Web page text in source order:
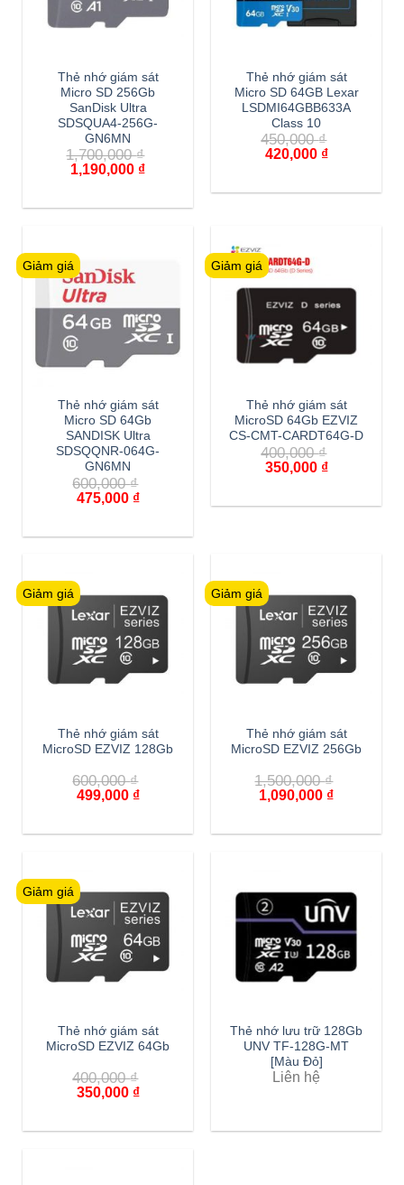
Thẻ nhớ giám sát
Micro SD 256Gb
SanDisk Ultra
SDSQUA4-256G-
GN6MN
1,700,000₫
1,190,000 ₫
Thẻ nhớ giám sát
Micro SD 64GB Lexar
LSDMI64GBB633A
Class 10
450,000₫
420,000 ₫
Giảm giá
Thẻ nhớ giám sát
Micro SD 64Gb
SANDISK Ultra
SDSQQNR-064G-
GN6MN
600,000₫
475,000 ₫
Giảm giá
Thẻ nhớ giám sát
MicroSD 64Gb EZVIZ
CS-CMT-CARDT64G-D
400,000₫
350,000 ₫
Giảm giá
Thẻ nhớ giám sát
MicroSD EZVIZ 128Gb
600,000₫
499,000 ₫
Giảm giá
Thẻ nhớ giám sát
MicroSD EZVIZ 256Gb
1,500,000₫
1,090,000 ₫
Giảm giá
Thẻ nhớ giám sát
MicroSD EZVIZ 64Gb
400,000₫
350,000 ₫
Thẻ nhớ lưu trữ 128Gb
UNV TF-128G-MT
[Màu Đỏ]
Liên hệ